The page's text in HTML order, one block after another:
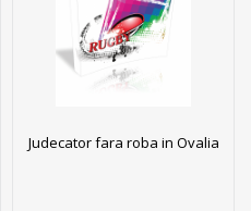
Judecator fara roba in Ovalia